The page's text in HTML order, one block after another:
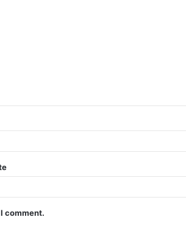
comment.